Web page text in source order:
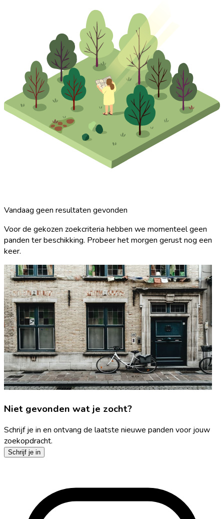
Vandaag geen resultaten gevonden
Voor de gekozen zoekcriteria hebben we momenteel geen
panden ter beschikking. Probeer het morgen gerust nog een
keer.
Niet gevonden wat je zocht?
Schrijf je in en ontvang de laatste nieuwe panden voor jouw
zoekopdracht.
Schrijf je in